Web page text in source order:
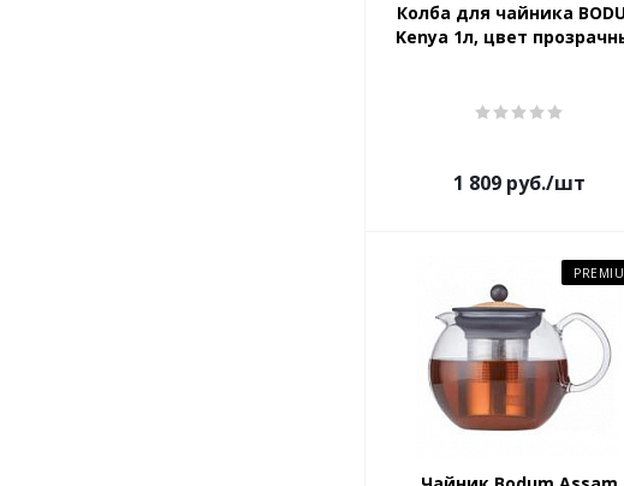
Колба для чайника
Kenya 1л, цвет
1 809 руб./шт